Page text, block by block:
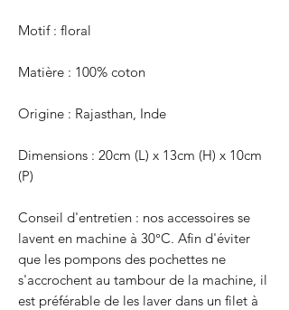
Motif : floral
Matière : 100% coton
Origine : Rajasthan, Inde
Dimensions : 20cm (L) x 13cm (H) x 10cm
(P)
Conseil d'entretien : nos accessoires se
lavent en machine à 30°C. Afin d'éviter
que les pompons des pochettes ne
s'accrochent au tambour de la machine, il
est préférable de les laver dans un filet à